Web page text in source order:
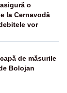
o
la Cernavodă
vor
de măsurile
Bolojan